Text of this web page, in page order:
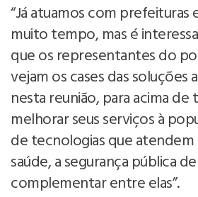
“Já atuamos com prefeituras
muito tempo, mas é
que os representantes do
vejam os cases das soluções
nesta reunião, para acima
melhorar seus serviços à
de tecnologias que atendem
saúde, a segurança pública
complementar entre elas”.